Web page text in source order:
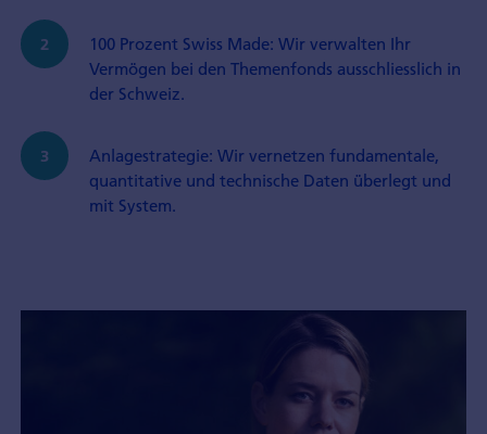
100 Prozent Swiss Made: Wir verwalten Ihr
Vermögen bei den Themenfonds ausschliesslich in
der Schweiz.
Anlagestrategie: Wir vernetzen fundamentale,
quantitative und technische Daten überlegt und
mit System.